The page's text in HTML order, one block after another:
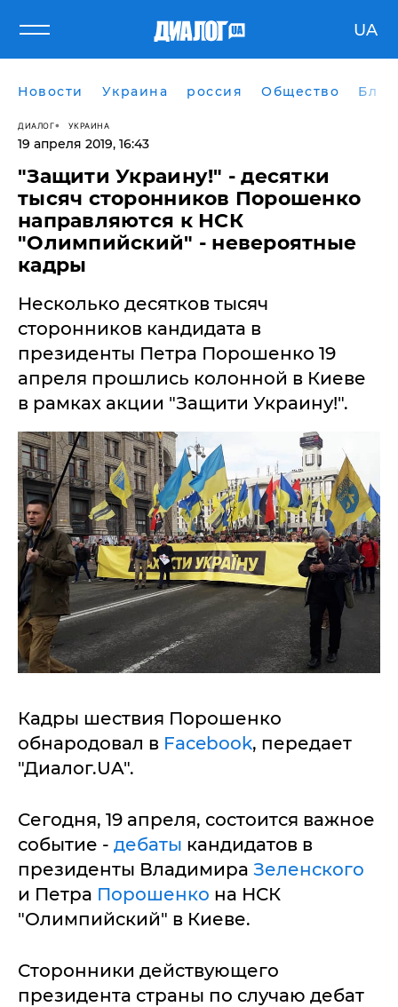
UA
Новости Украина россия Общество
ДИАЛОГ УКРАИНА
19 апреля 2019, 16:43
​"Защити Украину!" - десятки
тысяч сторонников Порошенко
направляются к НСК
"Олимпийский" - невероятные
кадры
Несколько десятков тысяч
сторонников кандидата в
президенты Петра Порошенко 19
апреля прошлись колонной в Киеве
в рамках акции "Защити Украину!".
Кадры шествия Порошенко
обнародовал в Facebook, передает
"Диалог.UA".
Сегодня, 19 апреля, состоится важное
событие - дебаты кандидатов в
президенты Владимира Зеленского
и Петра Порошенко на НСК
"Олимпийский" в Киеве.
Сторонники действующего
президента страны по случаю дебат